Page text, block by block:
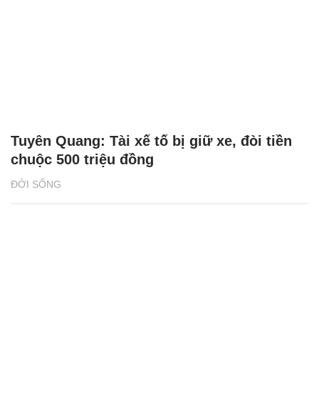
ĐỜI SỐNG
Tuyên Quang: Tài xế tố bị giữ xe, đòi tiền
chuộc 500 triệu đồng